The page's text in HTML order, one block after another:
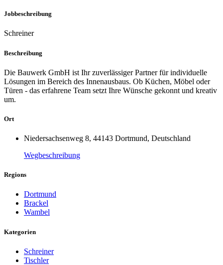
Jobbeschreibung
Schreiner
Beschreibung
Die Bauwerk GmbH ist Ihr zuverlässiger Partner für individuelle
Lösungen im Bereich des Innenausbaus. Ob Küchen, Möbel oder
Türen - das erfahrene Team setzt Ihre Wünsche gekonnt und kreativ
um.
Ort
Niedersachsenweg 8, 44143 Dortmund, Deutschland
Wegbeschreibung
Regions
Dortmund
Brackel
Wambel
Kategorien
Schreiner
Tischler